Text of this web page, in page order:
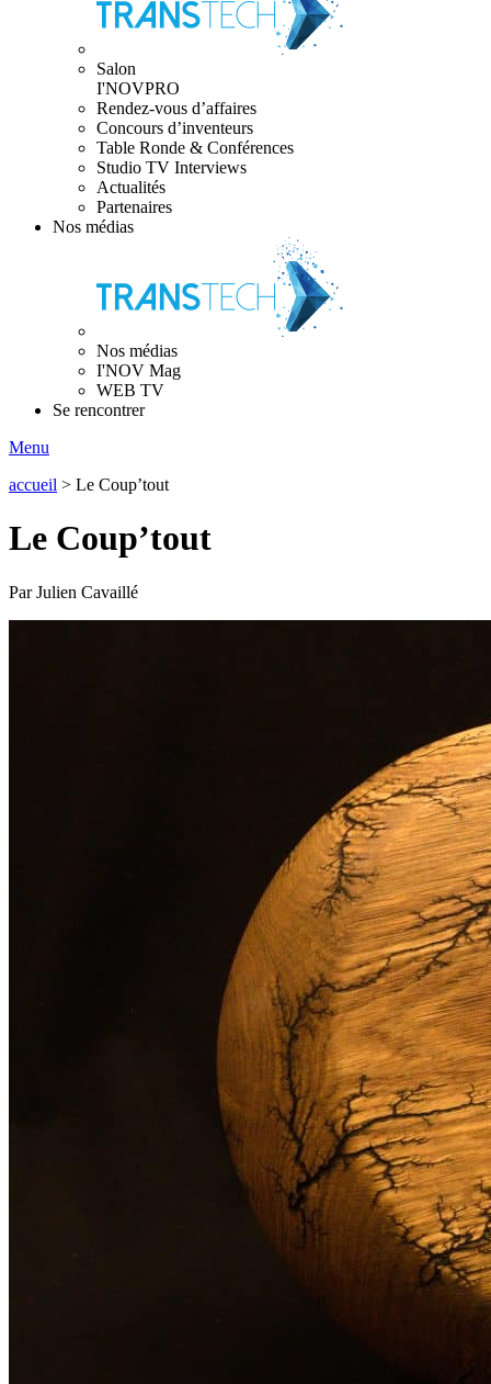
Salon
I'NOVPRO
Rendez-vous d’affaires
Concours d’inventeurs
Table Ronde & Conférences
Studio TV Interviews
Actualités
Partenaires
Nos médias
Nos médias
I'NOV Mag
WEB TV
Se rencontrer
Menu
accueil > Le Coup’tout
Le Coup’tout
Par Julien Cavaillé